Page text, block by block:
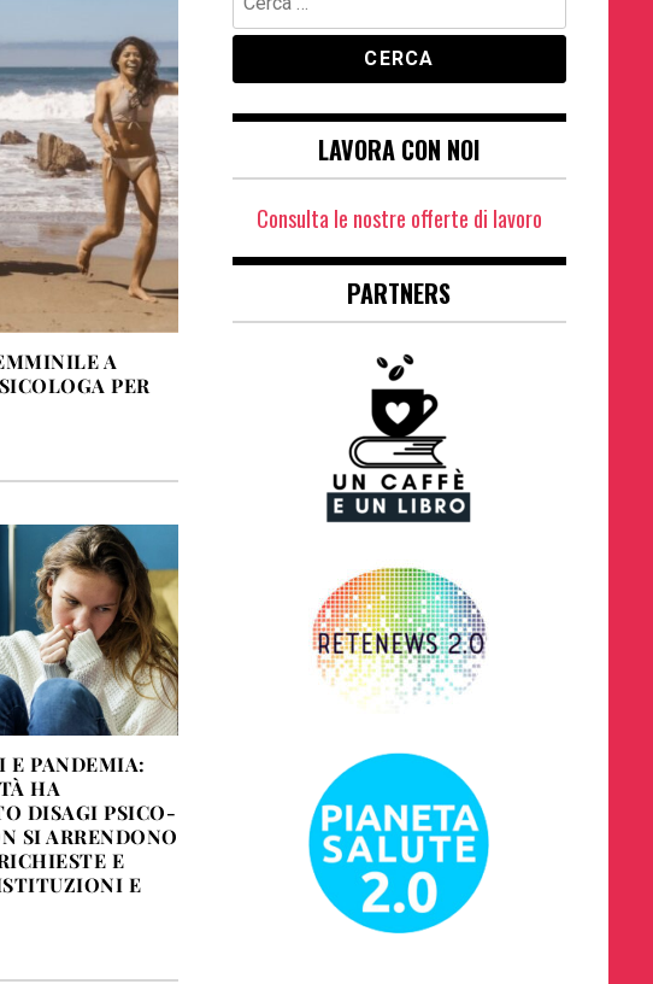
A
PER
E PANDEMIA:
HA
DISAGI PSICO-
SI ARRENDONO
E
E
per:
LAVORA CON NOI
Consulta le nostre offerte di lavoro
PARTNERS